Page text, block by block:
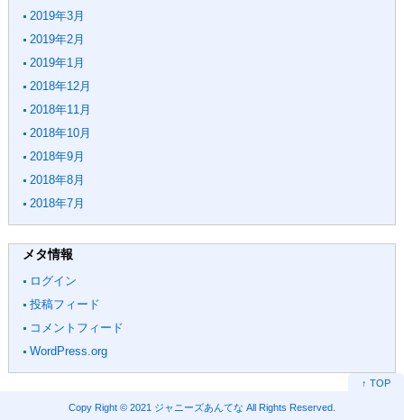
2019年3月
2019年2月
2019年1月
2018年12月
2018年11月
2018年10月
2018年9月
2018年8月
2018年7月
メタ情報
ログイン
投稿フィード
コメントフィード
WordPress.org
↑ TOP
Copy Right © 2021 ジャニーズあんてな All Rights Reserved.